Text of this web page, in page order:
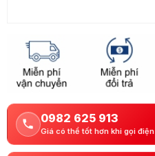
0982 625 913
Giá có thể tốt hơn khi gọi điện